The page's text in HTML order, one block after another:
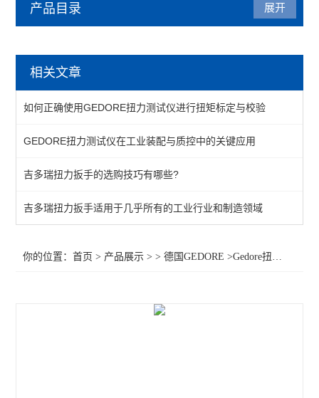
产品目录
延长杆
棘轮头
动态扭矩测试仪
扭力测试仪
接地螺柱扳手
展开
相关文章
如何正确使用GEDORE扭力测试仪进行扭矩标定与校验
GEDORE扭力测试仪在工业装配与质控中的关键应用
吉多瑞扭力扳手的选购技巧有哪些?
吉多瑞扭力扳手适用于几乎所有的工业行业和制造领域
你的位置：首页 > 产品展示 > >德国GEDORE >Gedore扭力扳手7603580Gedore扭力扳手4151 扭力扳手4151-20